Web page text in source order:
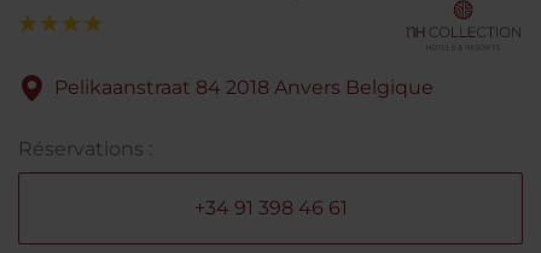
Pelikaanstraat 84 2018 Anvers Belgique
Réservations :
+34 91 398 46 61